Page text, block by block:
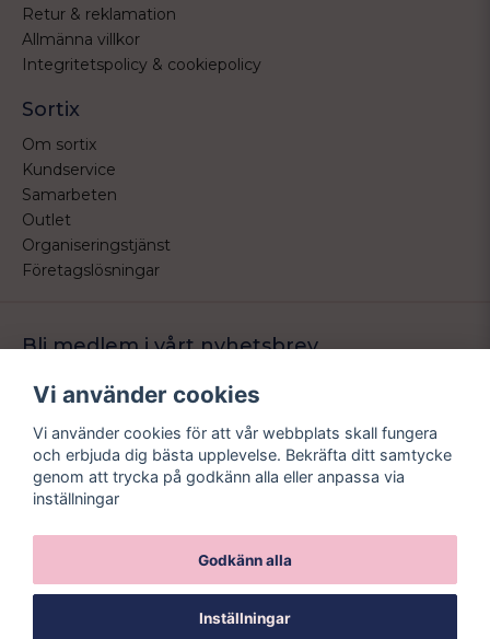
Retur & reklamation
Allmänna villkor
Integritetspolicy & cookiepolicy
Sortix
Om sortix
Kundservice
Samarbeten
Outlet
Organiseringstjänst
Företagslösningar
Bli medlem i vårt nyhetsbrev
email
Mejladress Skicka
erbjudande.
Vi använder cookies
Vi använder cookies för att vår webbplats skall fungera
och erbjuda dig bästa upplevelse. Bekräfta ditt samtycke
genom att trycka på godkänn alla eller anpassa via
inställningar
Godkänn alla
Inställningar